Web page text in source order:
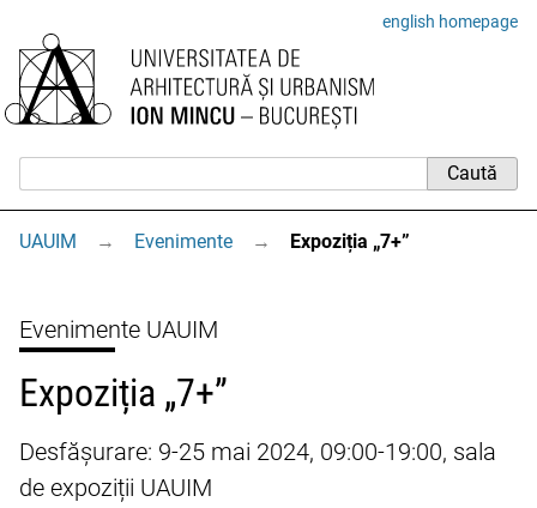
english homepage
UAUIM → Evenimente → Expoziția „7+”
Evenimente UAUIM
Expoziția „7+”
Desfășurare: 9-25 mai 2024, 09:00-19:00, sala
de expoziții UAUIM